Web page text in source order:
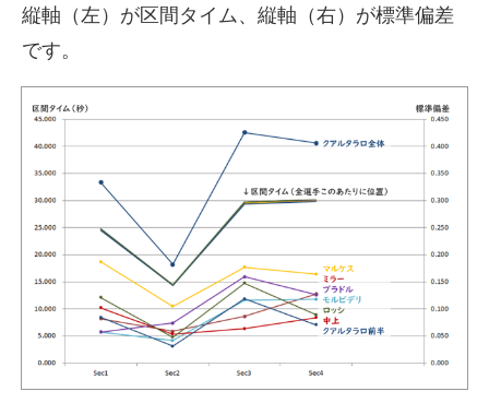
縦軸（左）が区間タイム、縦軸（右）が標準偏差
です。